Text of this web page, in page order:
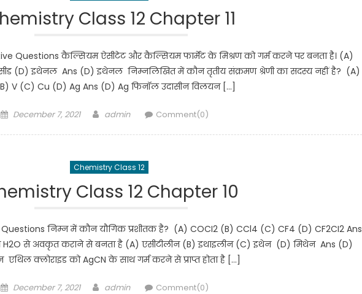
Class 12 Chapter 11
Questions कैल्सियम ऐसीटेट और कैल्सियम फार्मेट के मिश्रण को गर्म करने पर बनता है। (A)
(D) इथेनल Ans (D) इथेनल निम्नलिखित में कौन तृतीय संक्रमण श्रेणी का सदस्य नहीं है? (A)
V (C) Cu (D) Ag Ans (D) Ag फिनॉल उदासीन विलयन […]
Posted on
December 7, 2021 Author
admin Comment(0)
Chemistry Class 12
Class 12 Chapter 10
निम्न में कौन यौगिक प्रशीतक है? (A) COCI2 (B) CCl4 (C) CF4 (D) CF2CI2 Ans
H2O से अवकृत कराने से बनता है (A) एसीटीलीन (B) इथाइलीन (C) इथेन (D) मिथेन Ans (D)
एथिल क्लोराइड को AgCN के साथ गर्म करने से प्राप्त होता है […]
Posted on
December 7, 2021 Author
admin Comment(0)